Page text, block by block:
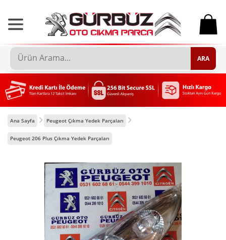
0
ARA
Ana Sayfa Peugeot Çıkma Yedek Parçaları
Peugeot 206 Plus Çıkma Yedek Parçaları